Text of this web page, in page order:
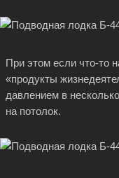
При этом если что-то
«продукты
давлением в
на потолок.